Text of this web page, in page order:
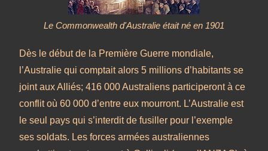
Le Commonwealth d'Australie était né en 1901
Dès le début de la Première Guerre mondiale,
l’Australie qui comptait alors 5 millions d’habitants se
joint aux Alliés; 416 000 Australiens participeront à ce
conflit où 60 000 d’entre eux mourront. L’Australie est
le seul pays qui s’interdit de fusiller pour l’exemple
ses soldats. Les forces armées australiennes